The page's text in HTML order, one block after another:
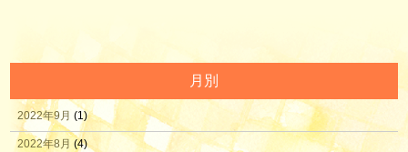
月別
2022年9月 (1)
2022年8月 (4)